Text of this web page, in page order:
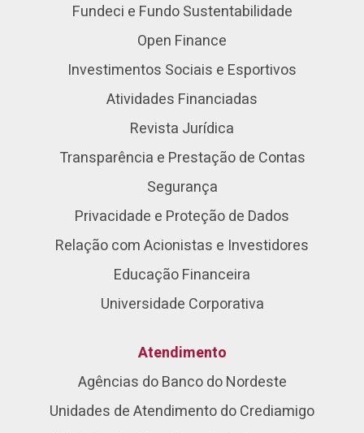
Fundeci e Fundo Sustentabilidade
Open Finance
Investimentos Sociais e Esportivos
Atividades Financiadas
Revista Jurídica
Transparência e Prestação de Contas
Segurança
Privacidade e Proteção de Dados
Relação com Acionistas e Investidores
Educação Financeira
Universidade Corporativa
Atendimento
Agências do Banco do Nordeste
Unidades de Atendimento do Crediamigo